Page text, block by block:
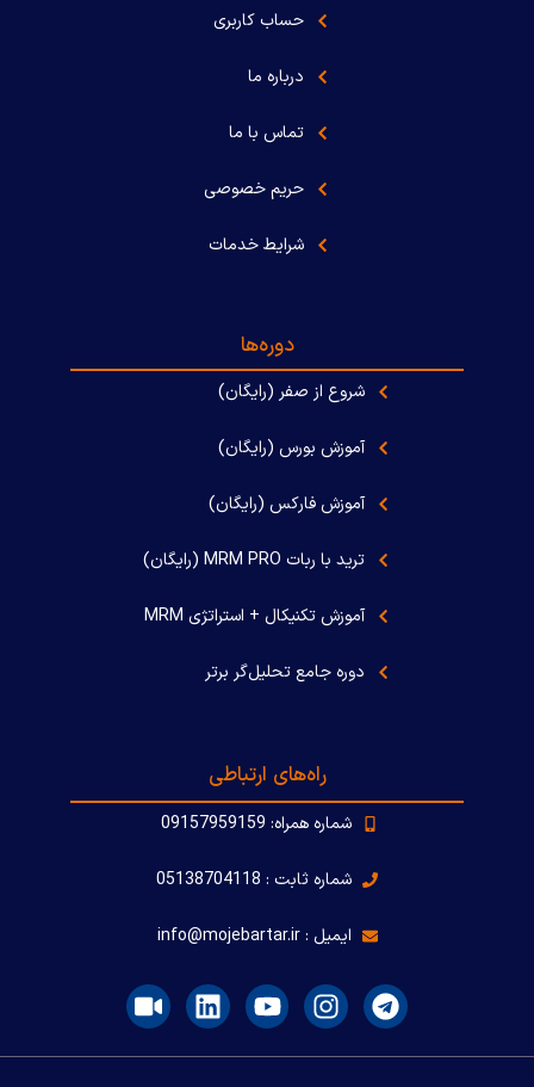
حساب کاربری
درباره ما
تماس با ما
حریم خصوصی
شرایط خدمات
دوره‌ها
شروع از صفر (رایگان)
آموزش بورس (رایگان)
آموزش فارکس (رایگان)
ترید با ربات MRM PRO (رایگان)
آموزش تکنیکال + استراتژی MRM
دوره جامع تحلیل‌گر برتر
راه‌های ارتباطی
شماره همراه: 09157959159
شماره ثابت : 05138704118
ایمیل : info@mojebartar.ir